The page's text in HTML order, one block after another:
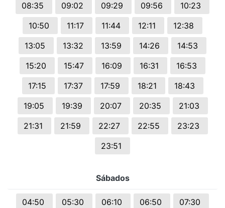
08:35
09:02 09:29 09:56
10:23
10:50
11:17 11:44 12:11
12:38
13:05
13:32 13:59 14:26
14:53
15:20
15:47 16:09 16:31
16:53
17:15
17:37 17:59 18:21
18:43
19:05
19:39 20:07 20:35
21:03
21:31
21:59 22:27 22:55
23:23
23:51
Sábados
04:50 05:30 06:10 06:50
07:30